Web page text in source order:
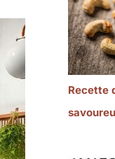
Recette